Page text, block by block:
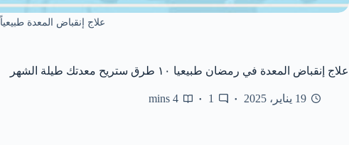
علاج إنقباض المعدة طبيعياً
علاج إنقباض المعدة في رمضان طبيعيا ١٠ طرق ستريح معدتك طيلة الشهر
19 يناير، 2025 1
4 mins